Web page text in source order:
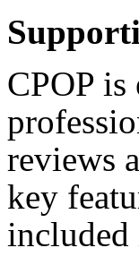
CPOP
reviews
key
included